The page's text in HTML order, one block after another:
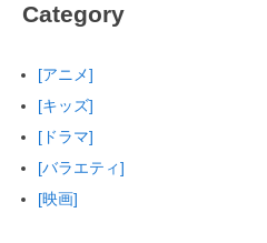
Category
[アニメ]
[キッズ]
[ドラマ]
[バラエティ]
[映画]